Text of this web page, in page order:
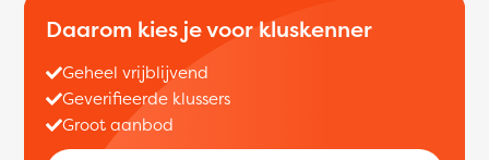
Daarom kies je voor kluskenner
Geheel vrijblijvend
Geverifieerde klussers
Groot aanbod